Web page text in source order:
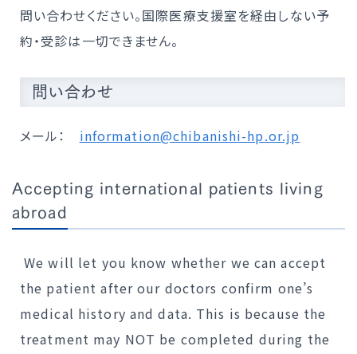
問い合わせください。国際医療支援室を経由しない予
約・受診は一切できません。
問い合わせ
メール： information@chibanishi-hp.or.jp
Accepting international patients living
abroad
We will let you know whether we can accept
the patient after our doctors confirm one’s
medical history and data. This is because the
treatment may NOT be completed during the